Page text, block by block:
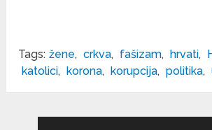
Tags: žene, crkva, fašizam, hrvati,
katolici, korona, korupcija, politika,